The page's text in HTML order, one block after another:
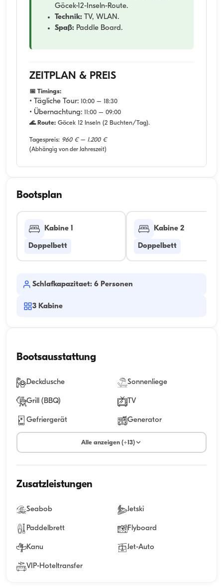
Göcek-12-Inseln-Route.
Technik: TV, WLAN.
Spaß: Paddle Board.
ZEITPLAN & PREIS
📅 Timings:
• Tägliche Tour: 10:00 – 18:30
• Übernachtung: 11:00 – 09:00
🌊 Route: Göcek 12 Inseln (2 Buchten/Tag).
Tagespreis: 960 € – 1.200 €
(Abhängig von der Jahreszeit)
Bootsplan
Kabine 1
Doppelbett
Kabine 2
Doppelbett
Schlafkapazitaet: 6 Personen
3 Kabine
Bootsausstattung
Deckdusche Sonnenliege
Grill (BBQ) TV
Gefriergerät Generator
Alle anzeigen (+13)
Zusatzleistungen
Seabob Jetski
Paddelbrett Flyboard
Kanu Jet-Auto
VIP-Hoteltransfer